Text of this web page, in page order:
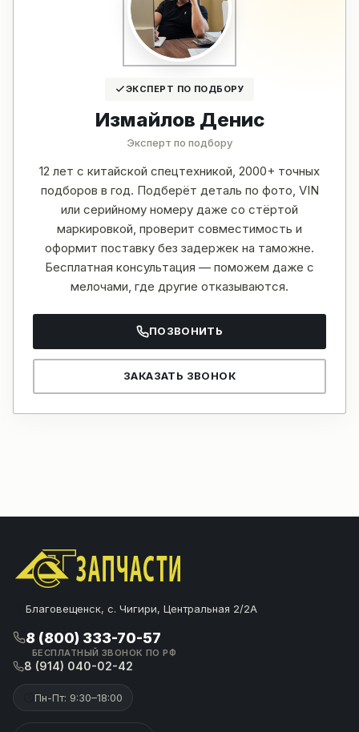
ЭКСПЕРТ ПО ПОДБОРУ
Измайлов Денис
Эксперт по подбору
12 лет с китайской спецтехникой, 2000+ точных
подборов в год. Подберёт деталь по фото, VIN
или серийному номеру даже со стёртой
маркировкой, проверит совместимость и
оформит поставку без задержек на таможне.
Бесплатная консультация — поможем даже с
мелочами, где другие отказываются.
ПОЗВОНИТЬ
ЗАКАЗАТЬ ЗВОНОК
Благовещенск, с. Чигири, Центральная 2/2А
8 (800) 333-70-57
БЕСПЛАТНЫЙ ЗВОНОК ПО РФ
8 (914) 040-02-42
Пн-Пт: 9:30–18:00